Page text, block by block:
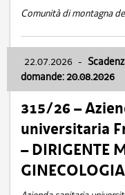
Comunità di montagna
22.07.2026 -
domande: 20.08.2026
315/26 –
universitaria
– DIRIGENTE